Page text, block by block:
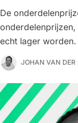
De
echt lager worden.
JOHAN VAN DER